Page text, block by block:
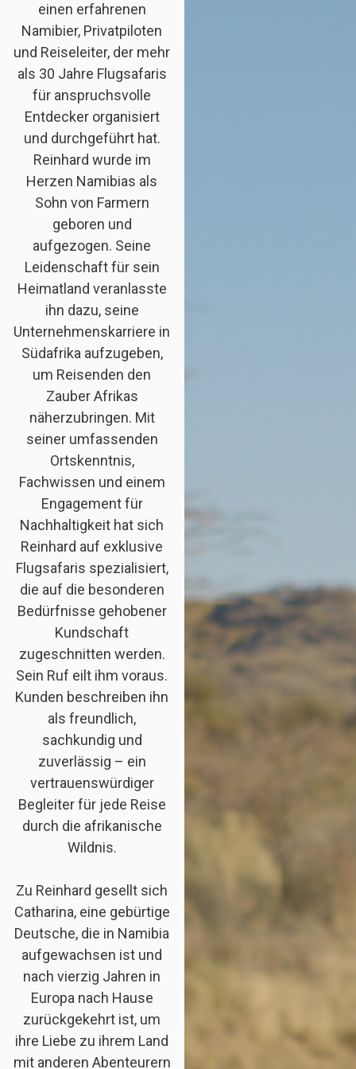
einen erfahrenen
Namibier, Privatpiloten
und Reiseleiter, der mehr
als 30 Jahre Flugsafaris
für anspruchsvolle
Entdecker organisiert
und durchgeführt hat.
Reinhard wurde im
Herzen Namibias als
Sohn von Farmern
geboren und
aufgezogen. Seine
Leidenschaft für sein
Heimatland veranlasste
ihn dazu, seine
Unternehmenskarriere in
Südafrika aufzugeben,
um Reisenden den
Zauber Afrikas
näherzubringen. Mit
seiner umfassenden
Ortskenntnis,
Fachwissen und einem
Engagement für
Nachhaltigkeit hat sich
Reinhard auf exklusive
Flugsafaris spezialisiert,
die auf die besonderen
Bedürfnisse gehobener
Kundschaft
zugeschnitten werden.
Sein Ruf eilt ihm voraus.
Kunden beschreiben ihn
als freundlich,
sachkundig und
zuverlässig – ein
vertrauenswürdiger
Begleiter für jede Reise
durch die afrikanische
Wildnis.
Zu Reinhard gesellt sich
Catharina, eine gebürtige
Deutsche, die in Namibia
aufgewachsen ist und
nach vierzig Jahren in
Europa nach Hause
zurückgekehrt ist, um
ihre Liebe zu ihrem Land
mit anderen Abenteurern